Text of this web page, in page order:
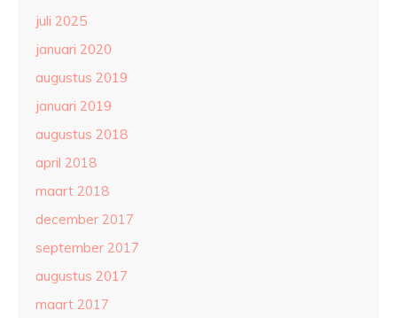
juli 2025
januari 2020
augustus 2019
januari 2019
augustus 2018
april 2018
maart 2018
december 2017
september 2017
augustus 2017
maart 2017